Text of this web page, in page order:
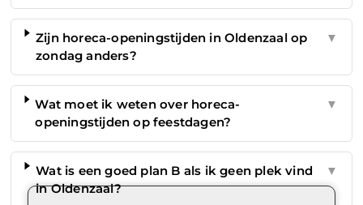
Zijn horeca-openingstijden in Oldenzaal op
zondag anders?
▼
Wat moet ik weten over horeca-
openingstijden op feestdagen?
▼
Wat is een goed plan B als ik geen plek vind
in Oldenzaal?
▼